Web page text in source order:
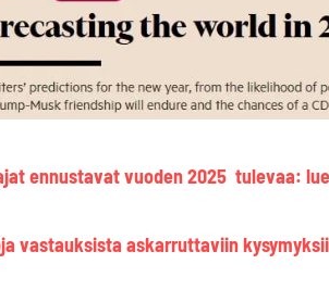
ennustavat vuoden 2025 tulevaa: lue
vastauksista askarruttaviin